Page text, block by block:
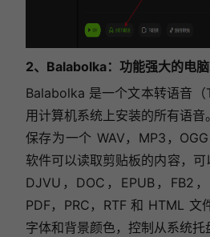
2、Balabolka：功能强大的电
Balabolka 是一个文本转语音
用计算机系统上安装的所有语
保存为一个 WAV，MP3，
软件可以读取剪贴板的内容，可
DJVU，DOC，EPUB，FB2，
PDF，PRC，RTF 和 HTML 文
字体和背景颜色，控制从系统托